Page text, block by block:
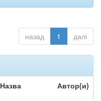
назад 1 далі
Назва Автор(и)